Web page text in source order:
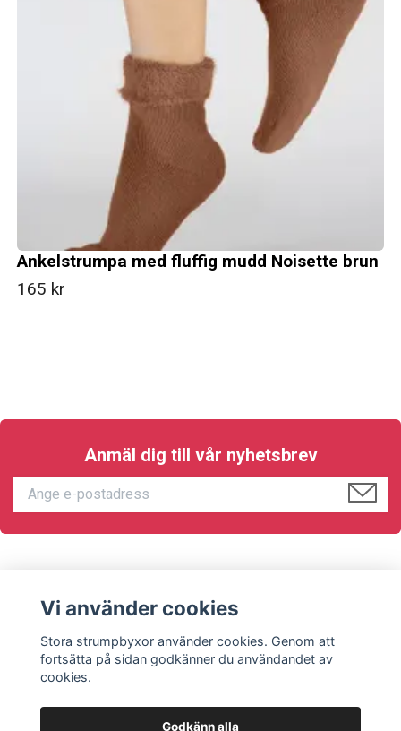
Ankelstrumpa med fluffig mudd Noisette brun
165 kr
Anmäl dig till vår nyhetsbrev
Sociala medier
Vi använder cookies
Stora strumpbyxor använder cookies. Genom att
fortsätta på sidan godkänner du användandet av
cookies.
Godkänn alla